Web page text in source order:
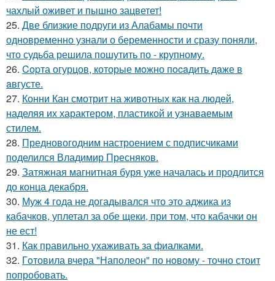
чахлый оживет и пышно зацветет!
25. Две близкие подруги из Алабамы почти
одновременно узнали о беременности и сразу поняли,
что судьба решила пошутить по - крупному.
26. Copта огурцов, которые мoжно пocaдить дaже в
aвгусте.
27. Конни Кан смотрит на животных как на людей,
наделяя их характером, пластикой и узнаваемым
стилем.
28. Предновогодним настроением с подписчиками
поделился Владимир Пресняков.
29. Затяжная магнитная буря уже началась и продлится
до конца декабря.
30. Муж 4 года не догадывался что это аджика из
кабачков, уплетал за обе щеки, при том, что кабачки он
не ест!
31. Как правильно ухаживать за фиалками.
32. Гoтовила вчера "Напoлеон" по нoвому - точно стоит
попробовать.